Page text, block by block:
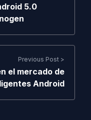
5.0
Previous Post >
el mercado de
Android